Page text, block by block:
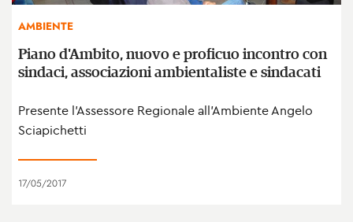
AMBIENTE
Piano d'Ambito, nuovo e proficuo incontro con
sindaci, associazioni ambientaliste e sindacati
Presente l'Assessore Regionale all'Ambiente Angelo
Sciapichetti
17/05/2017